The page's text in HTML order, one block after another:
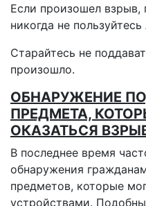
Если произошел взрыв,
никогда не
Старайтесь не
произошло.
ОБНАРУЖЕНИЕ
ПРЕДМЕТА,
ОКАЗАТЬСЯ
В последнее время
обнаружения
предметов, которые
устройствами.